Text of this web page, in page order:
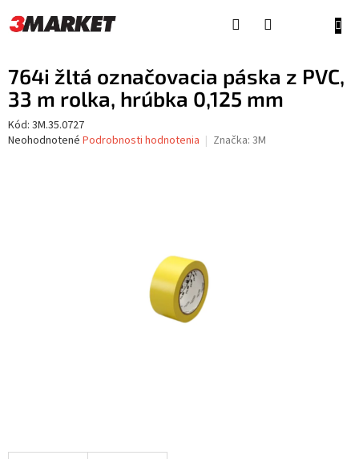
na
obsah
764i žltá označovacia páska z PVC,
33 m rolka, hrúbka 0,125 mm
Kód: 3M.35.0727
Priemerné
Neohodnotené Podrobnosti hodnotenia Značka: 3M